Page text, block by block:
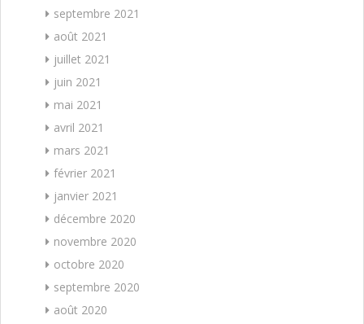
septembre 2021
août 2021
juillet 2021
juin 2021
mai 2021
avril 2021
mars 2021
février 2021
janvier 2021
décembre 2020
novembre 2020
octobre 2020
septembre 2020
août 2020